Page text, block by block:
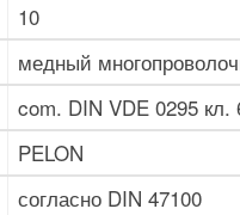
10
медный
com. DIN VDE 0295
PELON
согласно DIN 47100